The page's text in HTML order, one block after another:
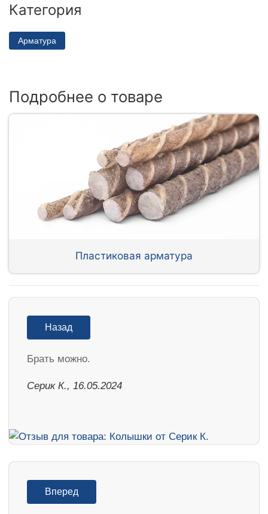
Категория
Арматура
Подробнее о товаре
Пластиковая арматура
Назад
Брать можно.
Серик К., 16.05.2024
Вперед